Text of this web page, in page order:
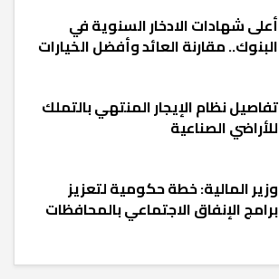
أعلى شهادات الادخار السنوية في
البنوك.. مقارنة العائد وأفضل الخيارات
تفاصيل نظام الإيجار المنتهي بالتملك
للأراضي الصناعية
وزير المالية: خطة حكومية لتعزيز
برامج الإنفاق الاجتماعي بالمحافظات